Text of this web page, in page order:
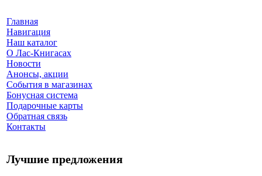
Главная
Навигация
Наш каталог
О Лас-Книгасах
Новости
Анонсы, акции
События в магазинах
Бонусная система
Подарочные карты
Обратная связь
Контакты
Лучшие предложения